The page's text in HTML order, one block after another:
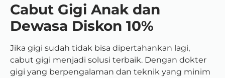
Cabut Gigi Anak dan
Dewasa Diskon 10%
Jika gigi sudah tidak bisa dipertahankan lagi,
cabut gigi menjadi solusi terbaik. Dengan dokter
gigi yang berpengalaman dan teknik yang minim